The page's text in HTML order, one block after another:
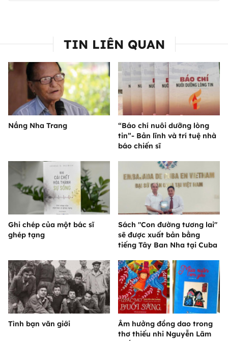
TIN LIÊN QUAN
Nắng Nha Trang
“Báo chí nuôi dưỡng lòng
tin”- Bản lĩnh và trí tuệ nhà
báo chiến sĩ
Ghi chép của một bác sĩ
ghép tạng
Sách "Con đường tương lai"
sẽ được xuất bản bằng
tiếng Tây Ban Nha tại Cuba
Tình bạn văn giới
Âm hưởng đồng dao trong
thơ thiếu nhi Nguyễn Lãm